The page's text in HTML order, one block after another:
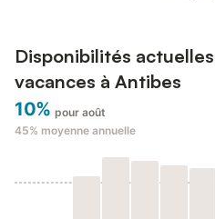
Disponibilités
vacances à Antibes
10% pour août
45% moyenne annuelle